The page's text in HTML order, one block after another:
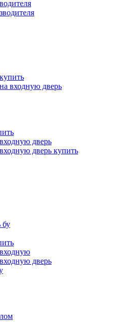
входную дверь
дверь
дверь купить
бу
дверь